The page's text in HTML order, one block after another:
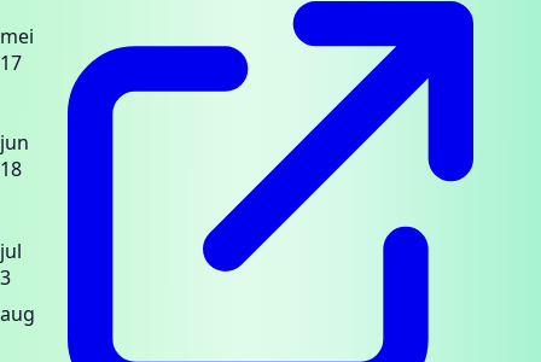
mei
17
jun
18
jul
3
aug